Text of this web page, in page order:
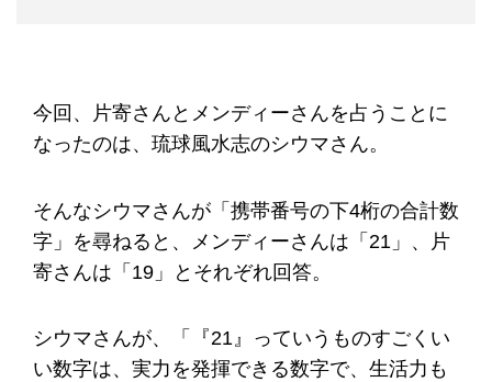
今回、片寄さんとメンディーさんを占うことに
なったのは、琉球風水志のシウマさん。
そんなシウマさんが「携帯番号の下4桁の合計数
字」を尋ねると、メンディーさんは「21」、片
寄さんは「19」とそれぞれ回答。
シウマさんが、「『21』っていうものすごくい
い数字は、実力を発揮できる数字で、生活力も